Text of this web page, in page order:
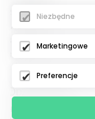
Reklamacje
Samouczek
Blog
Niezbędne
Marketingowe
Preferencje